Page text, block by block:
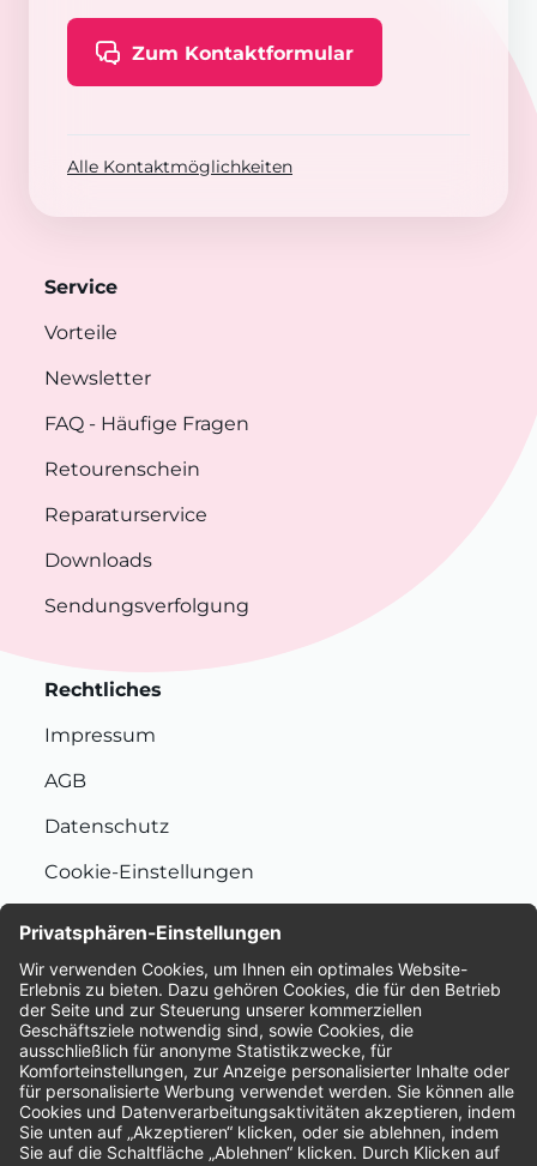
Zum Kontaktformular
Alle Kontaktmöglichkeiten
Service
Vorteile
Newsletter
FAQ - Häufige Fragen
Retourenschein
Reparaturservice
Downloads
Sendungsverfolgung
Rechtliches
Impressum
AGB
Datenschutz
Cookie-Einstellungen
Bewertungen